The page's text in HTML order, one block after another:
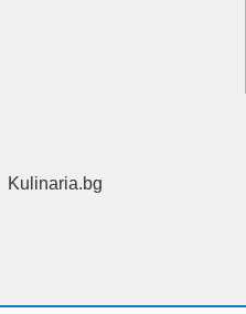
Kulinaria.bg